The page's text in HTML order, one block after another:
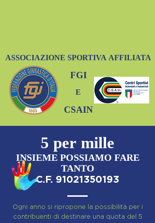
ASSOCIAZIONE SPORTIVAAFFILIATA
FGI
E
CSAIN
5 per mille
INSIEME POSSIAMO FARE
TANTO
C.F. 91021350193
Ogni anno si ripropone la possibilità per i
contribuenti di destinare una quota del 5